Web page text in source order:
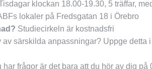
klockan 18.00-19.30, 5 träffar,
lokaler på Fredsgatan 18 i Örebro
Studiecirkeln är kostnadsfri
av särskilda anpassningar? Uppge detta
har frågor är det bara att du hör av dig på